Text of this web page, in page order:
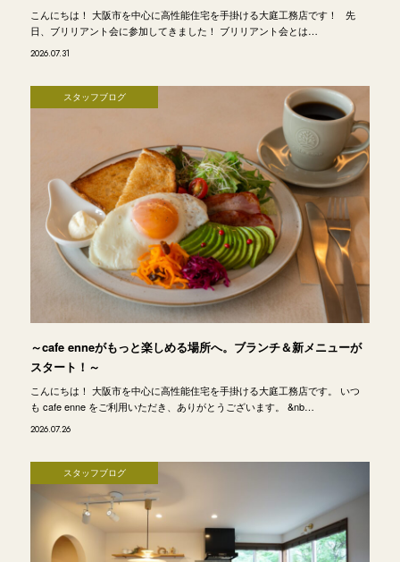
こんにちは！ 大阪市を中心に高性能住宅を手掛ける大庭工務店です！ 先
日、ブリリアント会に参加してきました！ ブリリアント会とは…
2026.07.31
スタッフブログ
～cafe enneがもっと楽しめる場所へ。ブランチ＆新メニューが
スタート！～
こんにちは！ 大阪市を中心に高性能住宅を手掛ける大庭工務店です。 いつ
も cafe enne をご利用いただき、ありがとうございます。 &nb…
2026.07.26
スタッフブログ